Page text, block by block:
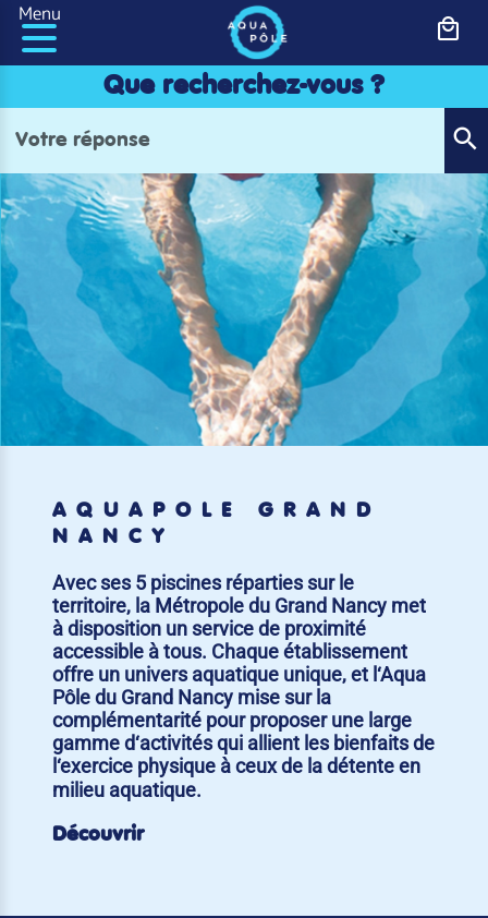
Panneau de gestion des cookies
Menu
Que recherchez-vous ?
AQUAPÔLE GRAND
NANCY
Avec ses 5 piscines réparties sur le
territoire, la Métropole du Grand Nancy met
à disposition un service de proximité
accessible à tous. Chaque établissement
offre un univers aquatique unique, et l‘Aqua
Pôle du Grand Nancy mise sur la
complémentarité pour proposer une large
gamme d‘activités qui allient les bienfaits de
l‘exercice physique à ceux de la détente en
milieu aquatique.
Découvrir